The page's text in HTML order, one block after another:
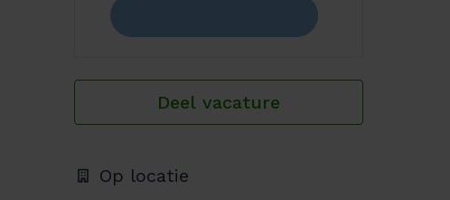
Deel vacature
Op locatie